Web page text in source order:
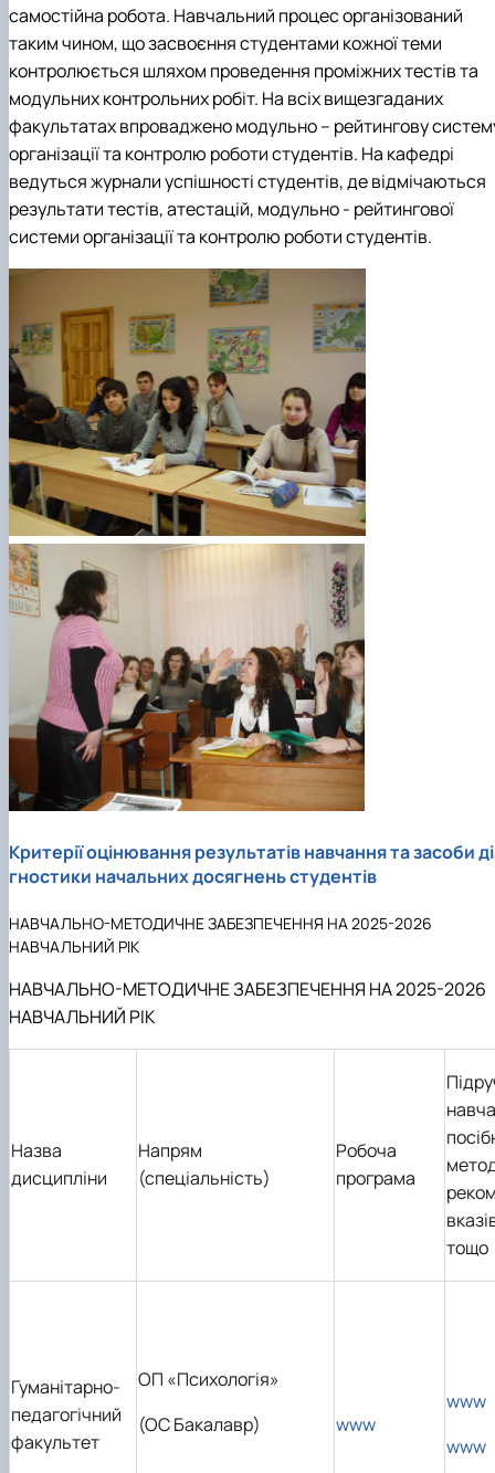
самостійна робота. Навчальний процес організований
таким чином, що засвоєння студентами кожної теми
контролюється шляхом проведення проміжних тестів та
модульних контрольних робіт. На всіх вищезгаданих
факультатах впроваджено модульно – рейтингову
організації та контролю роботи студентів. На кафедрі
ведуться журнали успішності студентів, де відмічаються
результати тестів, атестацій, модульно - рейтингової
системи організації та контролю роботи студентів.
Критерії оцінювання результатів навчання та засоби
гностики начальних досягнень студентів
НАВЧАЛЬНО-МЕТОДИЧНЕ ЗАБЕЗПЕЧЕННЯ НА 2025-2026
НАВЧАЛЬНИЙ РІК
НАВЧАЛЬНО-МЕТОДИЧНЕ ЗАБЕЗПЕЧЕННЯ НА 2025-2026
НАВЧАЛЬНИЙ РІК
Назва
дисципліни
Напрям
(спеціальність)
Робоча
програма
тощо
Гуманітарно-
педагогічний
факультет
ОП «Психологія»
(ОС Бакалавр)
www
www
www